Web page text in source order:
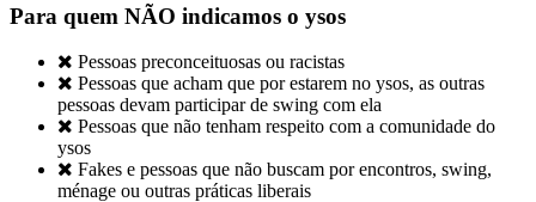
Para quem NÃO indicamos o ysos
 Pessoas preconceituosas ou racistas
 Pessoas que acham que por estarem no ysos, as outras
pessoas devam participar de swing com ela
 Pessoas que não tenham respeito com a comunidade do
ysos
 Fakes e pessoas que não buscam por encontros, swing,
ménage ou outras práticas liberais